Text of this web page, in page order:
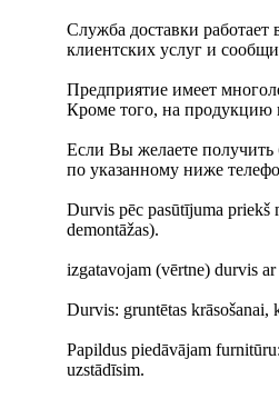
Служба доставки работает
клиентских услуг и
Предприятие имеет
Кроме того, на продукцию
Если Вы желаете получить
по указанному ниже
Durvis pēc pasūtījuma priekš
demontāžas).
izgatavojam (vērtne) durvis ar
Durvis: gruntētas krāsošanai,
Papildus piedāvājam
uzstādīsim.